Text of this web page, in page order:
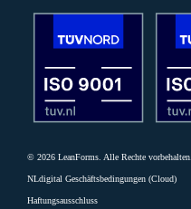
© 2026 LeanForms. Alle Rechte vorbehalten.
NLdigital Geschäftsbedingungen (Cloud)
Haftungsausschluss